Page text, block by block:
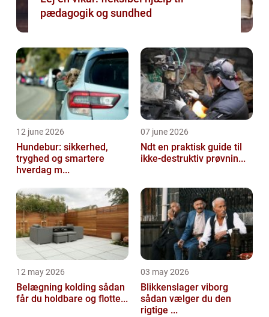
pædagogik og sundhed
12 june 2026
Hundebur: sikkerhed,
tryghed og smartere
hverdag m...
07 june 2026
Ndt en praktisk guide til
ikke-destruktiv prøvnin...
12 may 2026
Belægning kolding sådan
får du holdbare og flotte...
03 may 2026
Blikkenslager viborg
sådan vælger du den
rigtige ...